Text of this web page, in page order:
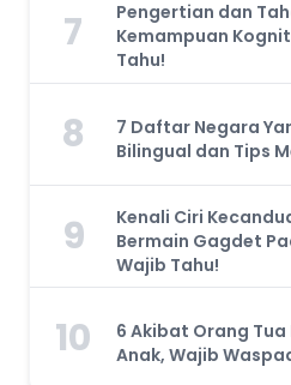
7
Pengertian dan
Kemampuan
Tahu!
8
7 Daftar Negara
Bilingual dan Tips
9
Kenali Ciri
Bermain Gagdet
Wajib Tahu!
10
6 Akibat Orang
Anak, Wajib